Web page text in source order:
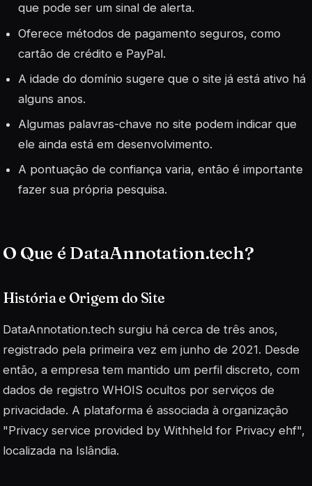
que pode ser um sinal de alerta.
Oferece métodos de pagamento seguros, como
cartão de crédito e PayPal.
A idade do domínio sugere que o site já está ativo há
alguns anos.
Algumas palavras-chave no site podem indicar que
ele ainda está em desenvolvimento.
A pontuação de confiança varia, então é importante
fazer sua própria pesquisa.
O Que é DataAnnotation.tech?
História e Origem do Site
DataAnnotation.tech surgiu há cerca de três anos,
registrado pela primeira vez em junho de 2021. Desde
então, a empresa tem mantido um perfil discreto, com
dados de registro WHOIS ocultos por serviços de
privacidade. A plataforma é associada à organização
"Privacy service provided by Withheld for Privacy ehf",
localizada na Islândia.